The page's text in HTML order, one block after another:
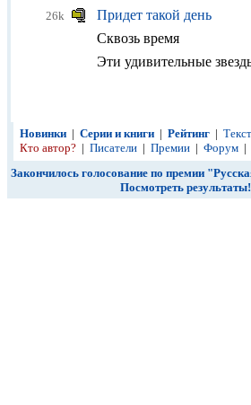
26k
Придет такой день
Сквозь время
Эти удивительные
Новинки | Серии и книги | Рейтинг |
Кто автор? | Писатели | Премии | Форум |
Закончилось голосование по премии
Посмотреть результаты!